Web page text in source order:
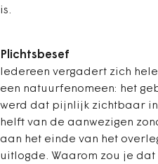
is.
Plichtsbesef
Iedereen vergadert zich
een natuurfenomeen: het
werd dat pijnlijk zichtbaar
helft van de aanwezigen
aan het einde van het
uitlogde. Waarom zou je dat